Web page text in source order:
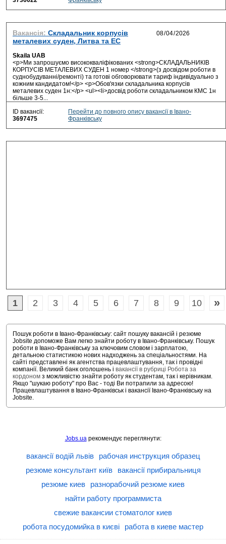
Вакансія: Складальник корпусів
металевих суден, Литва та ЕС
Skaila UAB
<p>Ми запрошуємо висококваліфікованих <strong>СКЛАДАЛЬНИКІВ
КОРПУСІВ МЕТАЛЕВИХ СУДЕН 1 номер </strong>(з досвідом роботи в
суднобудуванні/ремонті) та готові обговорювати тариф індивідуально з
кожним кандидатом!</p> <p>Обов'язки складальника корпусів
металевих суден 1н:</p> <ul><li>досвід роботи складальником КМС 1н
більше 3-5...
ID вакансії:
3697475
Перейти до повного опису вакансії в Івано-
Франківську
1 2 3 4 5 6 7 8 9 10 »
Пошук роботи в Івано-Франківську: сайт пошуку вакансій і резюме
Jobsite допоможе Вам легко знайти роботу в Івано-Франківську. Пошук
роботи в Івано-Франківську за ключовим словом і зарплатою,
детальною статистикою нових надходжень за спеціальностями. На
сайті представлені як агентства працевлаштування, так і провідні
компанії. Великий банк оголошень і вакансії в рубриці Робота за
кордоном з можливістю знайти роботу як студентам, так і керівникам.
Якщо "шукаю роботу" про Вас - тоді Ви потрапили за адресою!
Працевлаштування в Івано-Франківськ і вакансії Івано-Франківську на
Jobsite.
Jobs.uaрекомендує переглянути:
вакансії водій львів
рабочая инструкция образец
резюме консультант київ
вакансії прибиральниця
резюме киев
разнорабочий резюме киев
найти работу программиста
свежие вакансии стоматолог киев
робота посудомийка в києві
работа в киеве мастер